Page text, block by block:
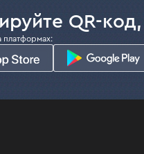
QR-
платформах: